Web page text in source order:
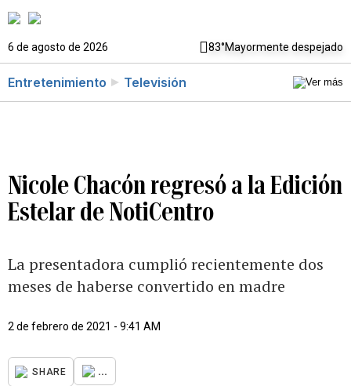
6 de agosto de 2026 83°Mayormente despejado
Entretenimiento Televisión
Nicole Chacón regresó a la Edición
Estelar de NotiCentro
La presentadora cumplió recientemente dos
meses de haberse convertido en madre
2 de febrero de 2021 - 9:41 AM
SHARE ...